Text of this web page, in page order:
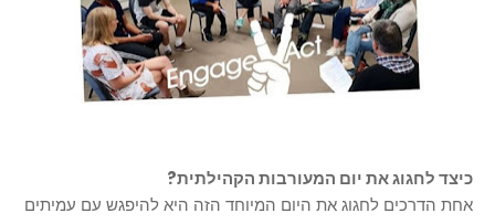
כיצד לחגוג את יום המעורבות הקהילתית?
אחת הדרכים לחגוג את היום המיוחד הזה היא להיפגש עם עמיתים